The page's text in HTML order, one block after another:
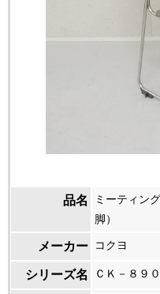
品名
ミーティン
脚）
メーカー コクヨ
シリーズ名 ＣＫ－８９０